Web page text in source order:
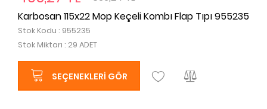
Karbosan 115x22 Mop Keçeli Kombı Flap Tıpı 955235
Stok Kodu : 955235
Stok Miktarı : 29 ADET
SEÇENEKLERI GÖR